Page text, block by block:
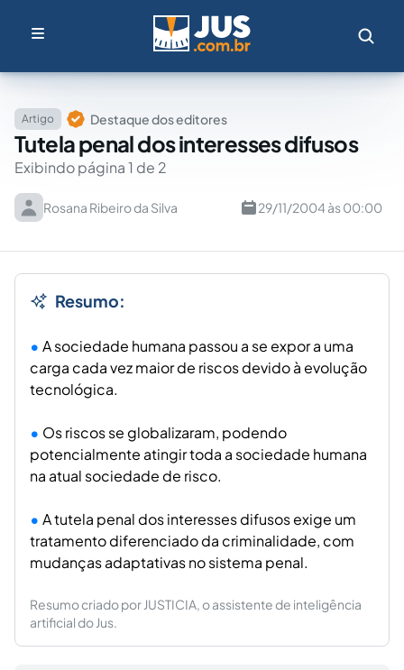
Artigo Destaque dos editores
Tutela penal dos interesses difusos
Exibindo página 1 de 2
Rosana Ribeiro da Silva 29/11/2004 às 00:00
Resumo:
A sociedade humana passou a se expor a uma
carga cada vez maior de riscos devido à evolução
tecnológica.
Os riscos se globalizaram, podendo
potencialmente atingir toda a sociedade humana
na atual sociedade de risco.
A tutela penal dos interesses difusos exige um
tratamento diferenciado da criminalidade, com
mudanças adaptativas no sistema penal.
Resumo criado por JUSTICIA, o assistente de inteligência
artificial do Jus.